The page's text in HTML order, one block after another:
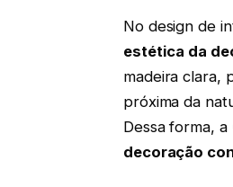
No design de
estética da
madeira clara,
próxima da
Dessa forma, a
decoração